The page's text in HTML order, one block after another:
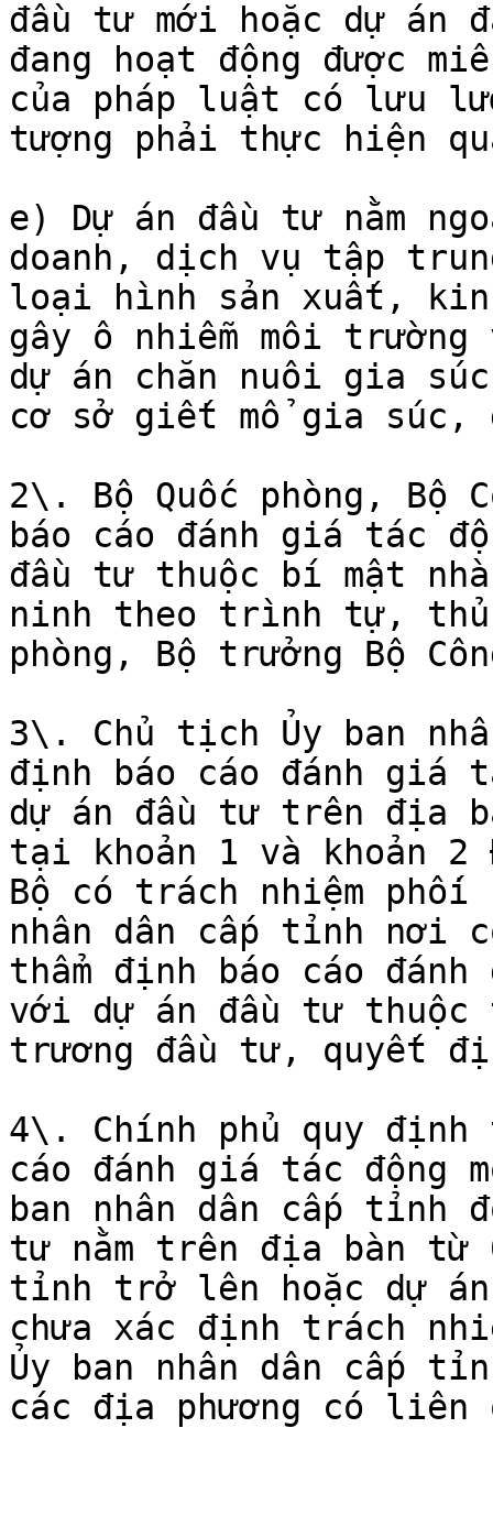
đầu tư mới hoặc dự án
đang hoạt động được
của pháp luật có lưu
tượng phải thực hiện
e) Dự án đầu tư nằm
doanh, dịch vụ tập
loại hình sản xuất,
gây ô nhiễm môi
dự án chăn nuôi gia
cơ sở giết mổ gia súc,
2\. Bộ Quốc phòng, Bộ
báo cáo đánh giá tác
đầu tư thuộc bí mật
ninh theo trình tự, thủ
phòng, Bộ trưởng Bộ
3\. Chủ tịch Ủy ban
định báo cáo đánh giá
dự án đầu tư trên địa
tại khoản 1 và khoản 2
Bộ có trách nhiệm
nhân dân cấp tỉnh nơi
thẩm định báo cáo
với dự án đầu tư thuộc
trương đầu tư, quyết
4\. Chính phủ quy định
cáo đánh giá tác động
ban nhân dân cấp tỉnh
tư nằm trên địa bàn từ
tỉnh trở lên hoặc dự
chưa xác định trách
Ủy ban nhân dân cấp